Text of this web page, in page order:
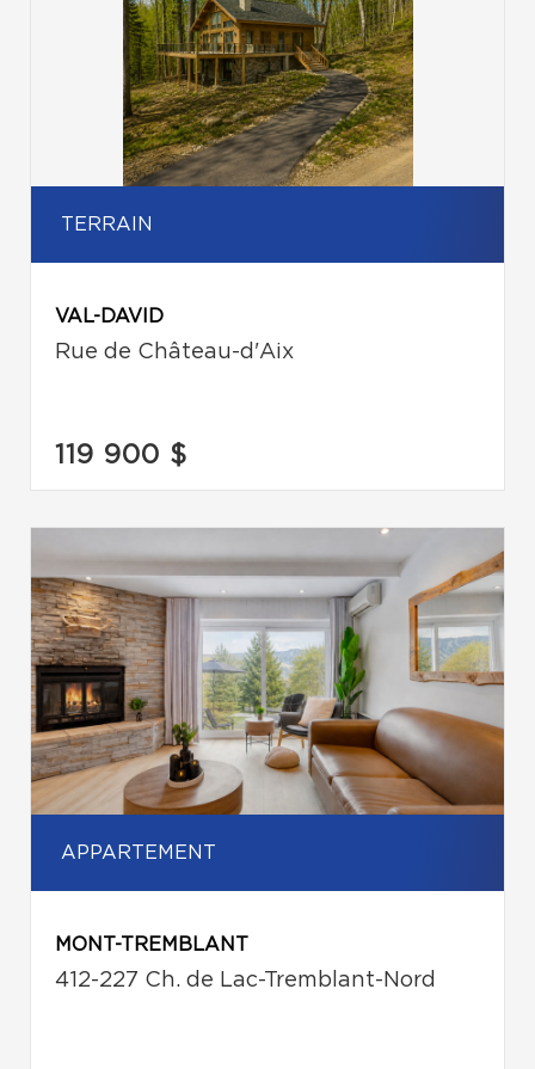
TERRAIN
VAL-DAVID
Rue de Château-d'Aix
119 900 $
APPARTEMENT
MONT-TREMBLANT
412-227 Ch. de Lac-Tremblant-Nord